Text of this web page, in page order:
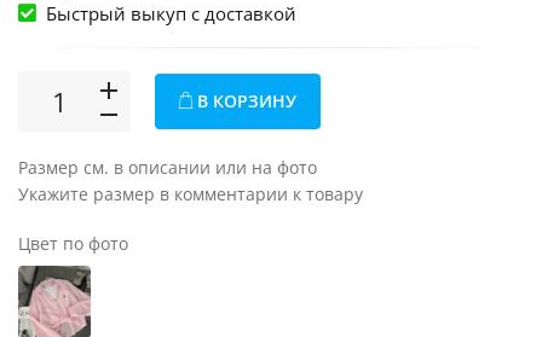
Быстрый выкуп c доставкой
В КОРЗИНУ
Размер см. в описании или на фото
Укажите размер в комментарии к товару
Цвет по фото